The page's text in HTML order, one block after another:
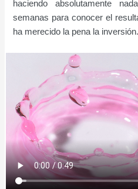
haciendo absolutamente
semanas para conocer el
ha merecido la pena la inversión.